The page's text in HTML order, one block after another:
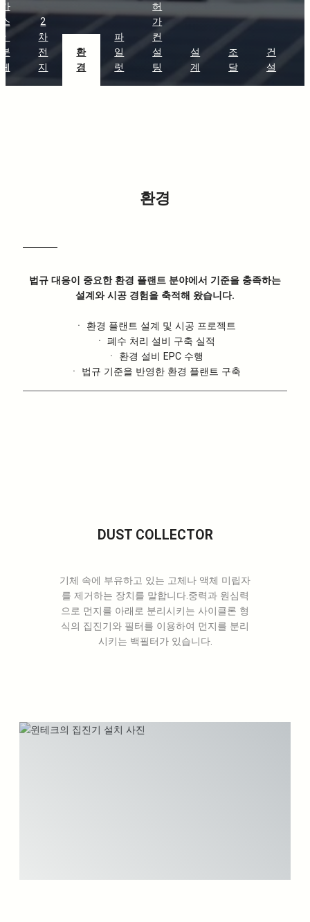
가
스
ㆍ
분
체
2
차
전
지
환
경
파
일
럿
허
가
컨
설
팅
설
계
조
달
건
설
환경
법규 대응이 중요한 환경 플랜트 분야에서 기준을 충족하는
설계와 시공 경험을 축적해 왔습니다.
ㆍ 환경 플랜트 설계 및 시공 프로젝트
ㆍ 폐수 처리 설비 구축 실적
ㆍ 환경 설비 EPC 수행
ㆍ 법규 기준을 반영한 환경 플랜트 구축
DUST COLLECTOR
기체 속에 부유하고 있는 고체나 액체 미립자
를 제거하는 장치를 말합니다.중력과 원심력
으로 먼지를 아래로 분리시키는 사이클론 형
식의 집진기와 필터를 이용하여 먼지를 분리
시키는 백필터가 있습니다.